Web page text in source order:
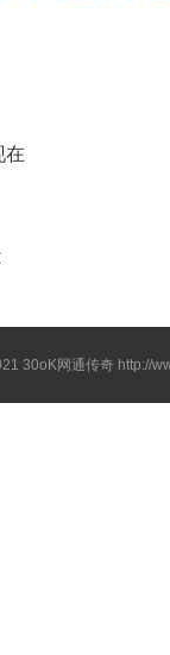
在
30oK网通传奇 http://